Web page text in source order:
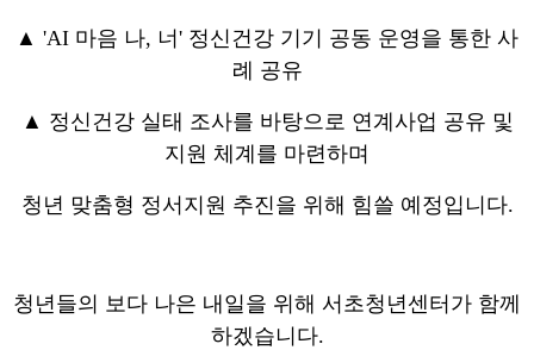
▲ 'AI 마음 나, 너' 정신건강 기기 공동 운영을 통한 사
례 공유
▲ 정신건강 실태 조사를 바탕으로 연계사업 공유 및
지원 체계를 마련하며
청년 맞춤형 정서지원 추진을 위해 힘쓸 예정입니다.
청년들의 보다 나은 내일을 위해 서초청년센터가 함께
하겠습니다.